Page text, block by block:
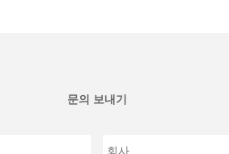
문의 보내기